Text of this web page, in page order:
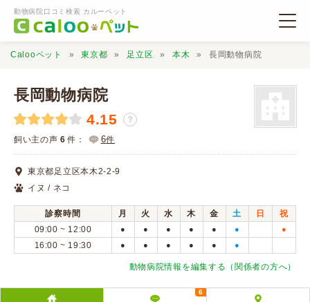
動物病院口コミ検索 カルーペット
動物病院検索
口コミ検索
Calooペットとは？
Calooペット 東京都 足立区 本木 長岡動物病院
長岡動物病院
4.15 ？
飼い主の声 6 件： 6件
東京都足立区本木2-2-9
イヌ / ネコ
診察時間 月 火 水 木 金 土 日
祝
09:00 ~ 12:00
● ● ● ● ● ● ●
16:00 ~ 19:30 ● ● ● ● ● ●
動物病院情報を編集する（関係者の方へ）
6